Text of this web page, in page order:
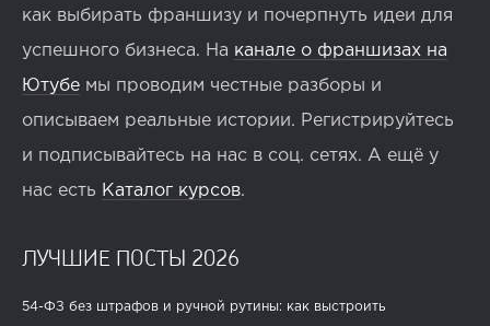
как выбирать франшизу и почерпнуть идеи для
успешного бизнеса. На канале о франшизах на
Ютубе мы проводим честные разборы и
описываем реальные истории. Регистрируйтесь
и подписывайтесь на нас в соц. сетях. А ещё у
нас есть Каталог курсов.
ЛУЧШИЕ ПОСТЫ 2026
54-ФЗ без штрафов и ручной рутины: как выстроить